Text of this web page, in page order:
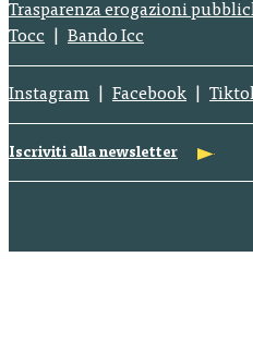
Trasparenza erogazioni
Tocc
Bando Icc
Instagram Facebook
Iscriviti alla newsletter